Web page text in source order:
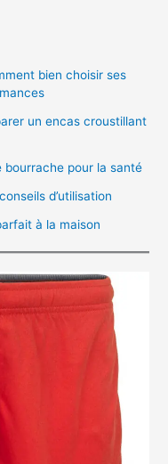
bien choisir ses
un encas croustillant
bourrache pour la santé
d’utilisation
à la maison